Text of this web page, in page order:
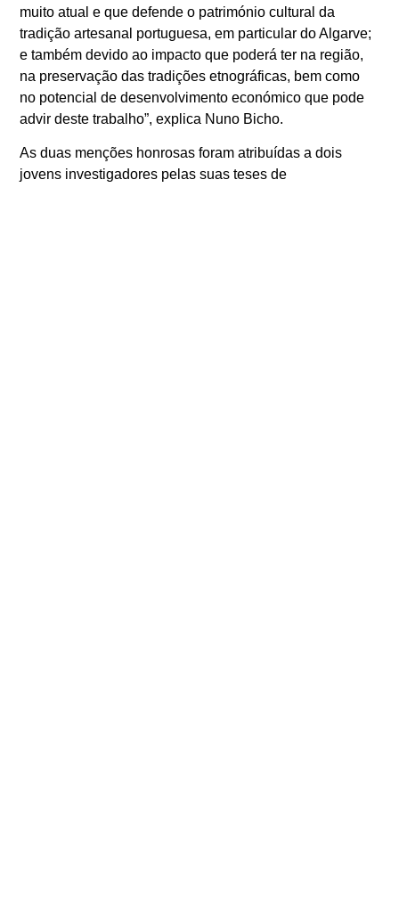
muito atual e que defende o património cultural da
tradição artesanal portuguesa, em particular do Algarve;
e também devido ao impacto que poderá ter na região,
na preservação das tradições etnográficas, bem como
no potencial de desenvolvimento económico que pode
advir deste trabalho”, explica Nuno Bicho.
As duas menções honrosas foram atribuídas a dois
jovens investigadores pelas suas teses de